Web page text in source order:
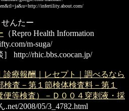
infertility.about.com/
んたー
（Repro Health Information
m-suga/
http://rhic.bbs.coocan.jp/
診療報酬｜レセプト｜調べるなら
検査－第１節検体検査料－第１
等検査）－Ｄ００４穿刺液・採
.net/2008/05/3_4782.html